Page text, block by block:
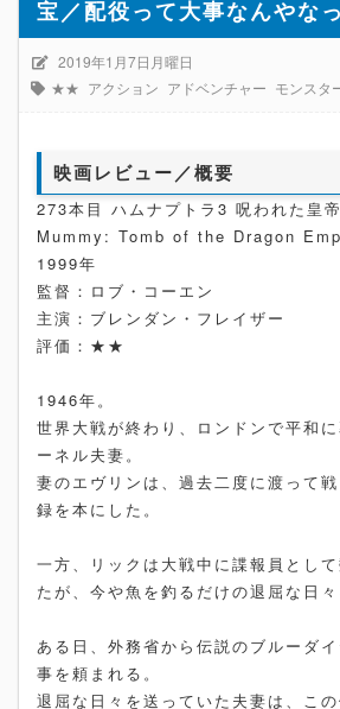
宝／配役って大事なんやな
2019年1月7日月曜日
★★ アクション アドベンチャー モンスタ
映画レビュー／概要
273本目 ハムナプトラ3 呪われた皇
Mummy: Tomb of the Dragon
1999年
監督：ロブ・コーエン
主演：ブレンダン・フレイザー
評価：★★
1946年。
世界大戦が終わり、ロンドンで平和
ーネル夫妻。
妻のエヴリンは、過去二度に渡って
録を本にした。
一方、リックは大戦中に諜報員とし
たが、今や魚を釣るだけの退屈な日々
ある日、外務省から伝説のブルーダ
事を頼まれる。
退屈な日々を送っていた夫妻は、こ